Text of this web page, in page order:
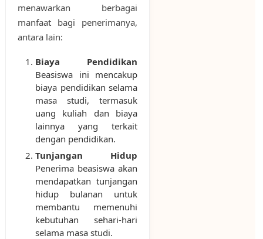
menawarkan berbagai
manfaat bagi penerimanya,
antara lain:
Biaya Pendidikan
Beasiswa ini mencakup
biaya pendidikan selama
masa studi, termasuk
uang kuliah dan biaya
lainnya yang terkait
dengan pendidikan.
Tunjangan Hidup
Penerima beasiswa akan
mendapatkan tunjangan
hidup bulanan untuk
membantu memenuhi
kebutuhan sehari-hari
selama masa studi.